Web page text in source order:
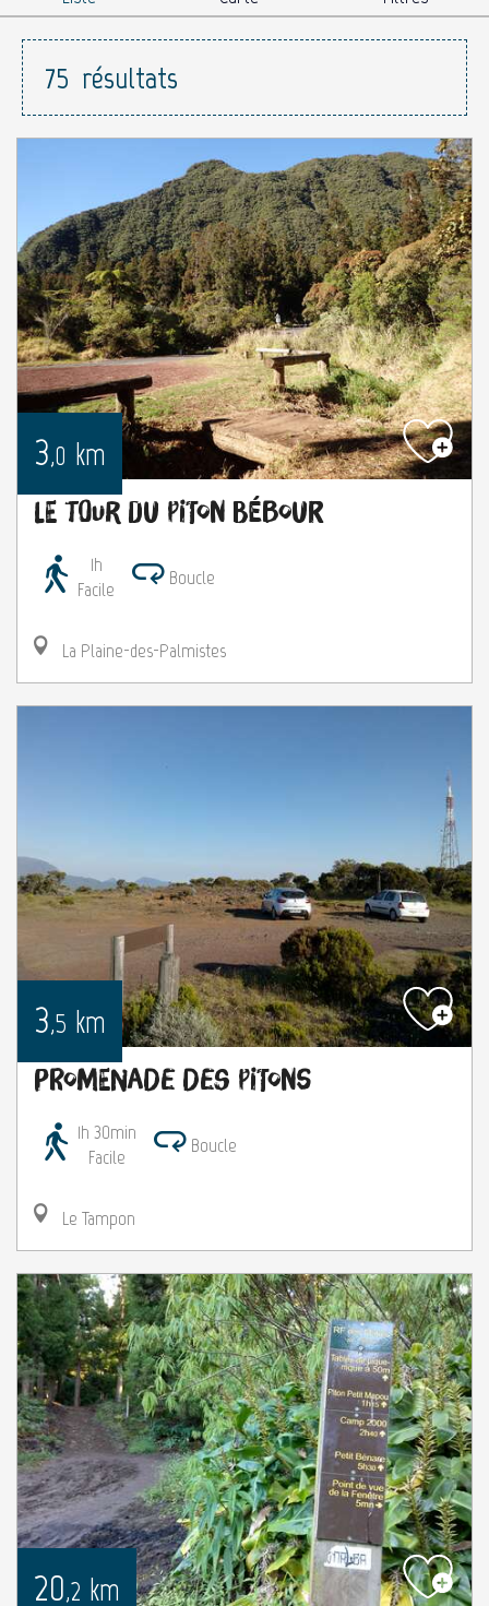
75 résultats
3,0 km
Le tour du Piton Bébour
1h
Facile
Boucle
La Plaine-des-Palmistes
3,5 km
Promenade des Pitons
1h 30min
Facile
Boucle
Le Tampon
20,2 km